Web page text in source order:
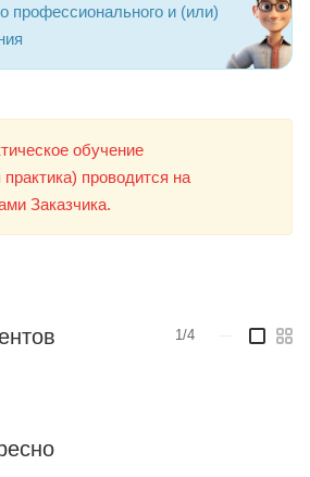
профессионального и (или)
обучение
проводится на
Заказчика.
1/4